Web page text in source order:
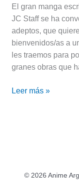
El gran manga
JC Staff se ha
adeptos, que
bienvenidos/as a
les traemos para
granes obras que
Leer más »
© 2026 Anime